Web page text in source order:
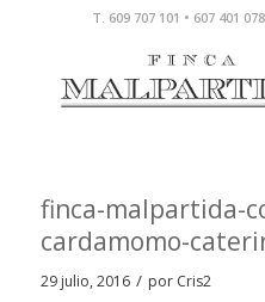
T. 609 707 101 • 607 401
finca-malpartida-
cardamomo-
29 julio, 2016 / por Cris2